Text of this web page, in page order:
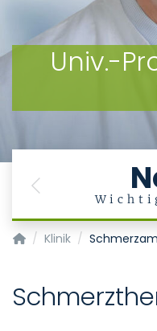
Univ.-
Previous
Klinik für
Klinik